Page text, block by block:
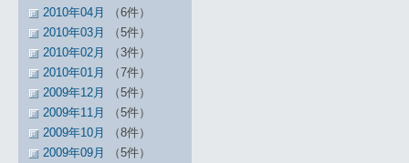
2010年04月
（6件）
2010年03月
（5件）
2010年02月
（3件）
2010年01月
（7件）
2009年12月
（5件）
2009年11月
（5件）
2009年10月
（8件）
2009年09月
（5件）